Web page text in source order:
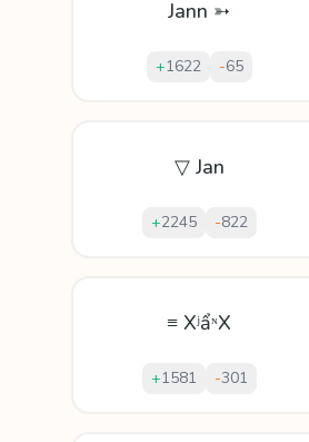
Jann ➳
+1622 -65
▽ Jan
+2245 -822
≡ XʲẩᶰX
+1581 -301